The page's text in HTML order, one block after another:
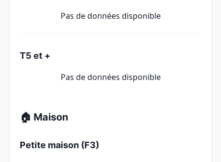
Pas de données disponible
T5 et +
Pas de données disponible
🏠 Maison
Petite maison (F3)